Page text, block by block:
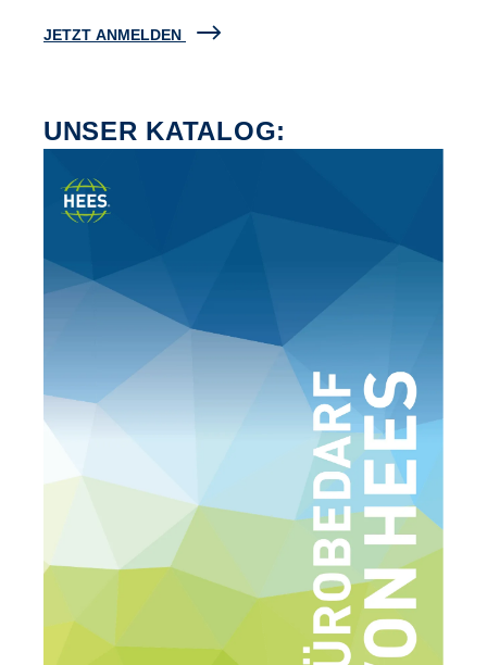
JETZT ANMELDEN
UNSER KATALOG: